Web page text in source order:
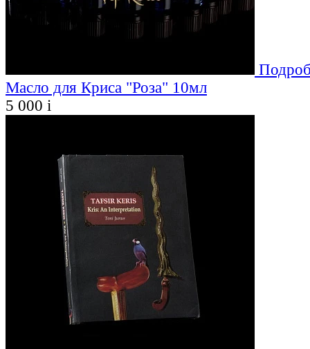
Масло для Криса "Роза" 10мл
5 000 i